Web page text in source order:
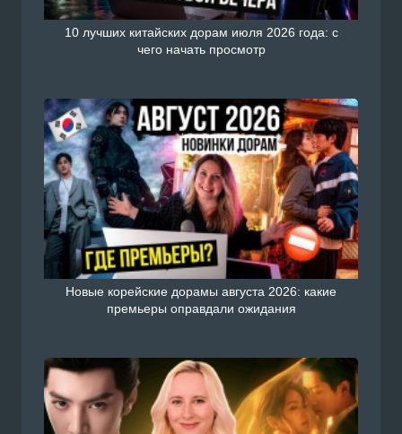
10 лучших китайских дорам июля 2026 года: с
чего начать просмотр
Новые корейские дорамы августа 2026: какие
премьеры оправдали ожидания